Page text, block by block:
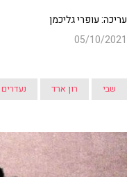
עריכה: עופרי גליכמן
05/10/2021
שבי רון ארד נעדרים